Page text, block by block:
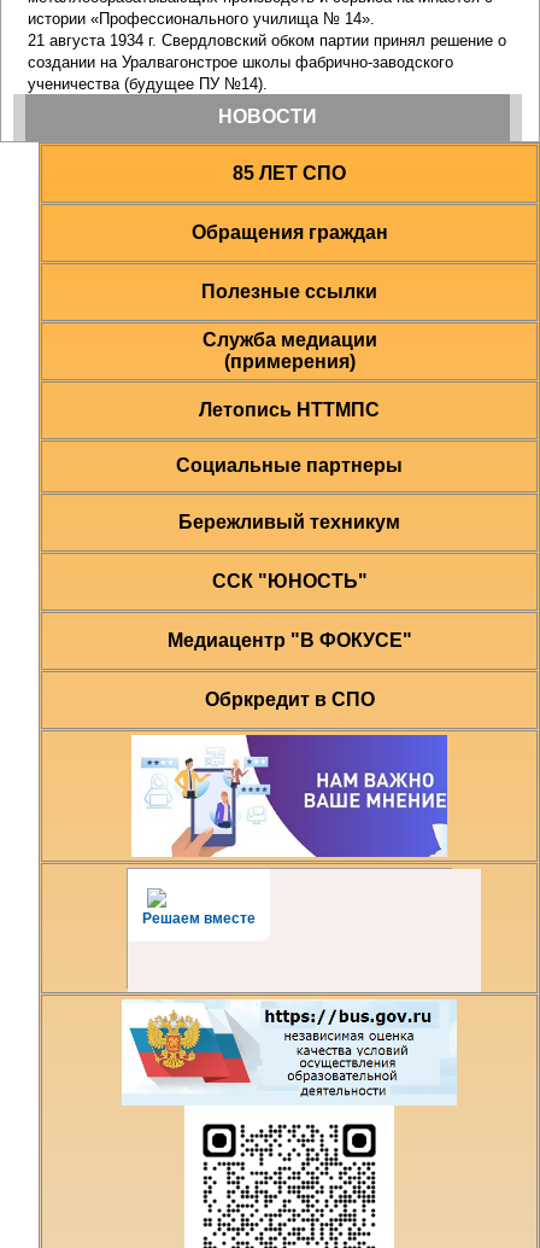
85 ЛЕТ СПО
Обращения граждан
Полезные ссылки
Служба медиации
(примерения)
Летопись НТТМПС
Социальные партнеры
Бережливый техникум
ССК "ЮНОСТЬ"
Медиацентр "В ФОКУСЕ"
Обркредит в СПО
Решаем вместе
Есть предложения по